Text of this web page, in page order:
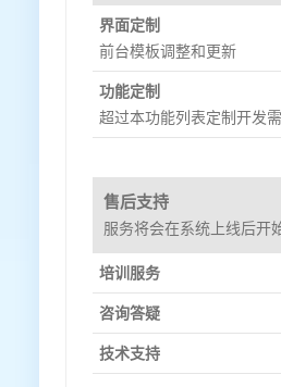
界面定制
前台模板调整和更新
功能定制
超过本功能列表定制开发
售后支持
服务将会在系统上线后开
培训服务
咨询答疑
技术支持